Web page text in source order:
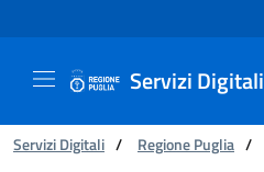
Servizi
Ti trovi in:
Servizi Digitali / Regione Puglia /